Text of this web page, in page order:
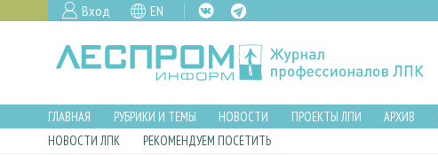
Вход EN
ГЛАВНАЯ РУБРИКИ И ТЕМЫ НОВОСТИ ПРОЕКТЫ ЛПИ АРХИВ
НОВОСТИ ЛПК
РЕКОМЕНДУЕМ ПОСЕТИТЬ